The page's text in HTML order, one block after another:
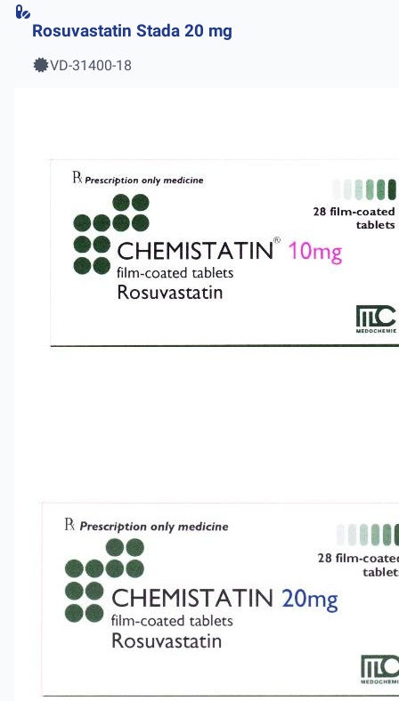
Rosuvastatin Stada 20 mg
VD-31400-18